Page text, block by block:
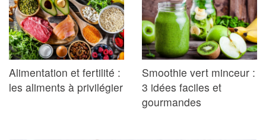
Alimentation et fertilité :
les aliments à privilégier
Smoothie vert minceur :
3 idées faciles et
gourmandes